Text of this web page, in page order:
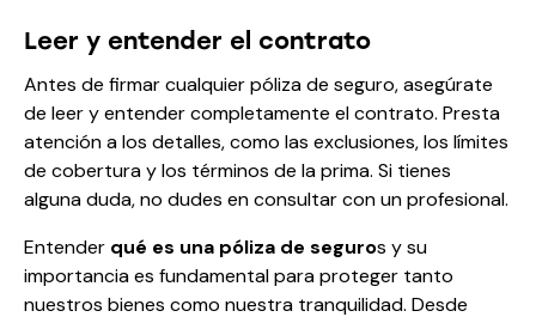
Leer y entender el contrato
Antes de firmar cualquier póliza de seguro, asegúrate
de leer y entender completamente el contrato. Presta
atención a los detalles, como las exclusiones, los límites
de cobertura y los términos de la prima. Si tienes
alguna duda, no dudes en consultar con un profesional.
Entender qué es una póliza de seguros y su
importancia es fundamental para proteger tanto
nuestros bienes como nuestra tranquilidad. Desde